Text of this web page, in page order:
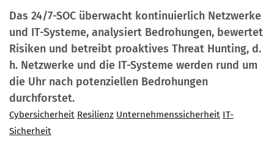
Das 24/7-SOC überwacht kontinuierlich Netzwerke
und IT-Systeme, analysiert Bedrohungen, bewertet
Risiken und betreibt proaktives Threat Hunting, d.
h. Netzwerke und die IT-Systeme werden rund um
die Uhr nach potenziellen Bedrohungen
durchforstet.
Cybersicherheit Resilienz Unternehmenssicherheit IT-
Sicherheit